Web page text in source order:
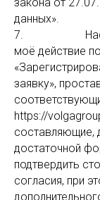
данных».
7.
моё действие
заявку»,
https://
составляющие,
достаточной
подтвердить
согласия, при